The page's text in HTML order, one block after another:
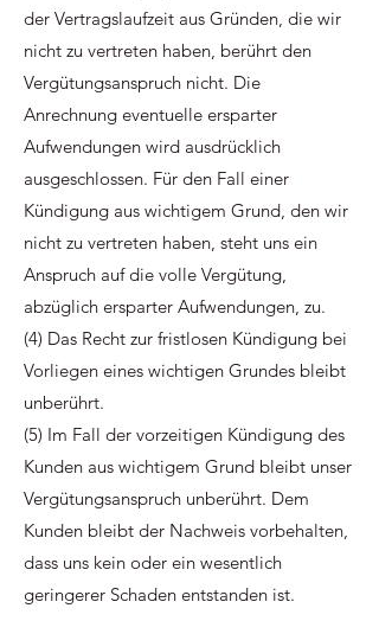
der Vertragslaufzeit aus Gründen, die wir
nicht zu vertreten haben, berührt den
Vergütungsanspruch nicht. Die
Anrechnung eventuelle ersparter
Aufwendungen wird ausdrücklich
ausgeschlossen. Für den Fall einer
Kündigung aus wichtigem Grund, den wir
nicht zu vertreten haben, steht uns ein
Anspruch auf die volle Vergütung,
abzüglich ersparter Aufwendungen, zu.
(4) Das Recht zur fristlosen Kündigung bei
Vorliegen eines wichtigen Grundes bleibt
unberührt.
(5) Im Fall der vorzeitigen Kündigung des
Kunden aus wichtigem Grund bleibt unser
Vergütungsanspruch unberührt. Dem
Kunden bleibt der Nachweis vorbehalten,
dass uns kein oder ein wesentlich
geringerer Schaden entstanden ist.